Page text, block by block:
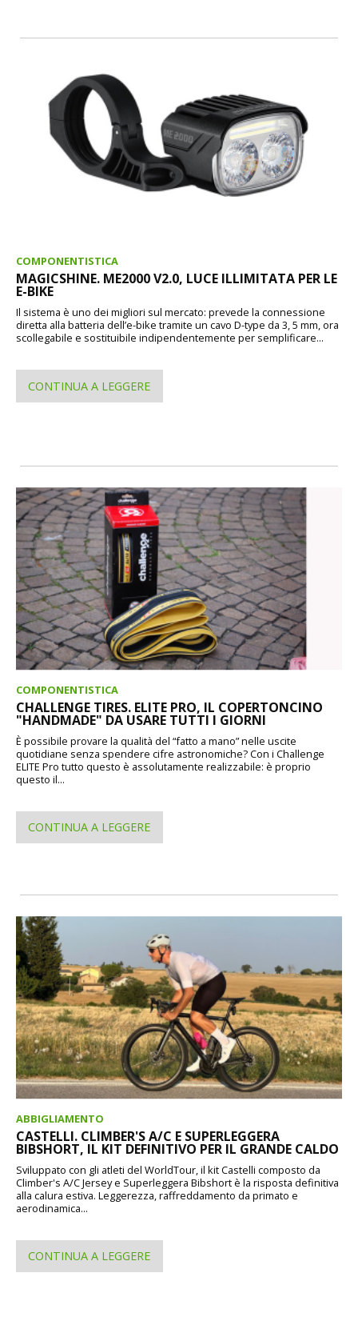
COMPONENTISTICA
MAGICSHINE. ME2000 V2.0, LUCE ILLIMITATA PER LE
E-BIKE
Il sistema è uno dei migliori sul mercato: prevede la connessione
diretta alla batteria dell’e-bike tramite un cavo D-type da 3, 5 mm, ora
scollegabile e sostituibile indipendentemente per semplificare...
CONTINUA A LEGGERE
COMPONENTISTICA
CHALLENGE TIRES. ELITE PRO, IL COPERTONCINO
"HANDMADE" DA USARE TUTTI I GIORNI
È possibile provare la qualità del “fatto a mano” nelle uscite
quotidiane senza spendere cifre astronomiche? Con i Challenge
ELITE Pro tutto questo è assolutamente realizzabile: è proprio
questo il...
CONTINUA A LEGGERE
ABBIGLIAMENTO
CASTELLI. CLIMBER'S A/C E SUPERLEGGERA
BIBSHORT, IL KIT DEFINITIVO PER IL GRANDE CALDO
Sviluppato con gli atleti del WorldTour, il kit Castelli composto da
Climber's A/C Jersey e Superleggera Bibshort è la risposta definitiva
alla calura estiva. Leggerezza, raffreddamento da primato e
aerodinamica...
CONTINUA A LEGGERE